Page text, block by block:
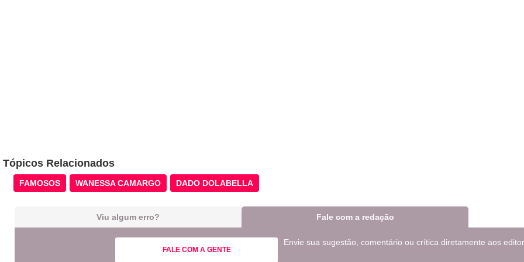
Tópicos Relacionados
FAMOSOS WANESSA CAMARGO DADO DOLABELLA
Viu algum erro? Fale com a redação
FALE COM A GENTE
Envie sua sugestão, comentário ou crítica diretamente aos